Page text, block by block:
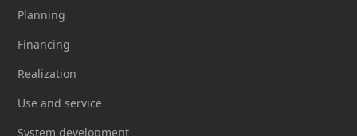
Planning
Financing
Realization
Use and service
System development